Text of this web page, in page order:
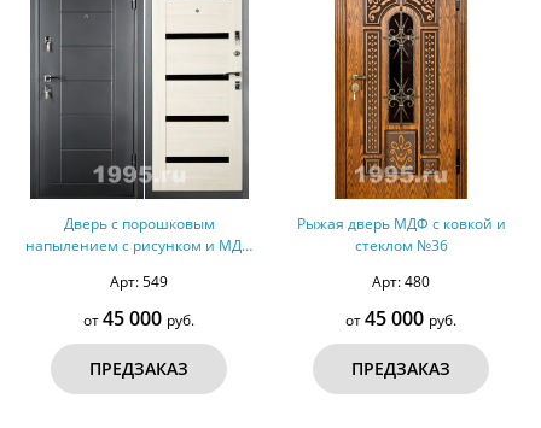
Дверь с порошковым
напылением с рисунком и МДФ
Арт: 549
от45 000 руб.
ПРЕДЗАКАЗ
Рыжая дверь МДФ с ковкой и
стеклом №36
Арт: 480
от45 000 руб.
ПРЕДЗАКАЗ